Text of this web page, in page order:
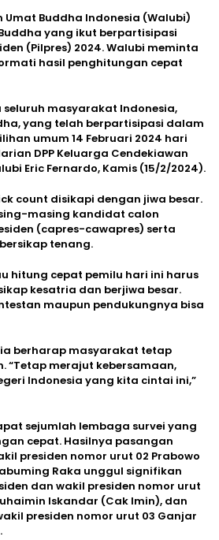
Umat Buddha Indonesia (Walubi)
yang ikut berpartisipasi
(Pilpres) 2024. Walubi meminta
hasil penghitungan cepat
seluruh masyarakat Indonesia,
yang telah berpartisipasi dalam
umum 14 Februari 2024 hari
DPP Keluarga Cendekiawan
Eric Fernardo, Kamis (15/2/2024).
count disikapi dengan jiwa besar.
masing kandidat calon
(capres-cawapres) serta
tenang.
hitung cepat pemilu hari ini harus
kesatria dan berjiwa besar.
maupun pendukungnya bisa
berharap masyarakat tetap
“Tetap merajut kebersamaan,
Indonesia yang kita cintai ini,”
sejumlah lembaga survei yang
cepat. Hasilnya pasangan
presiden nomor urut 02 Prabowo
Raka unggul signifikan
dan wakil presiden nomor urut
Iskandar (Cak Imin), dan
presiden nomor urut 03 Ganjar